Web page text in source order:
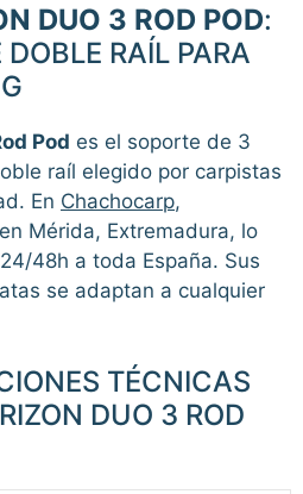
DUO 3 ROD POD:
DOBLE RAÍL PARA
Pod es el soporte de 3
raíl elegido por carpistas
En Chachocarp,
Mérida, Extremadura, lo
48h a toda España. Sus
se adaptan a cualquier
TÉCNICAS
DUO 3 ROD